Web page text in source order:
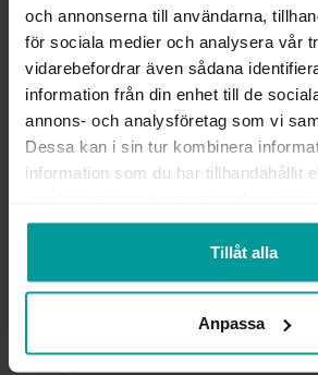
och annonserna till användarna,
för sociala medier och analysera vår
vidarebefordrar även sådana
information från din enhet till de
annons- och analysföretag som vi
Dessa kan i sin tur kombinera
information som du har tillhandahållit
Tillåt alla
Anpassa
Köpvillkor för beställningsvaror
Öppet köp, ångerrätt och bytesrätt
beställningsvaror, ringar från
samt graverade varor.
arbetsdagar för beställningsvaror.
ångerrätt och öppet köp i
2,2
VARUMÄRKE
Schalins
882